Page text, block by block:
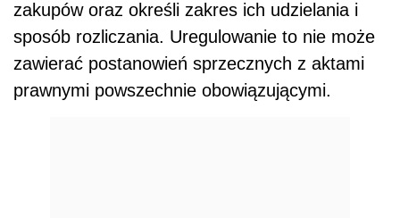
zakupów oraz określi zakres ich udzielania i
sposób rozliczania. Uregulowanie to nie może
zawierać postanowień sprzecznych z aktami
prawnymi powszechnie obowiązującymi.